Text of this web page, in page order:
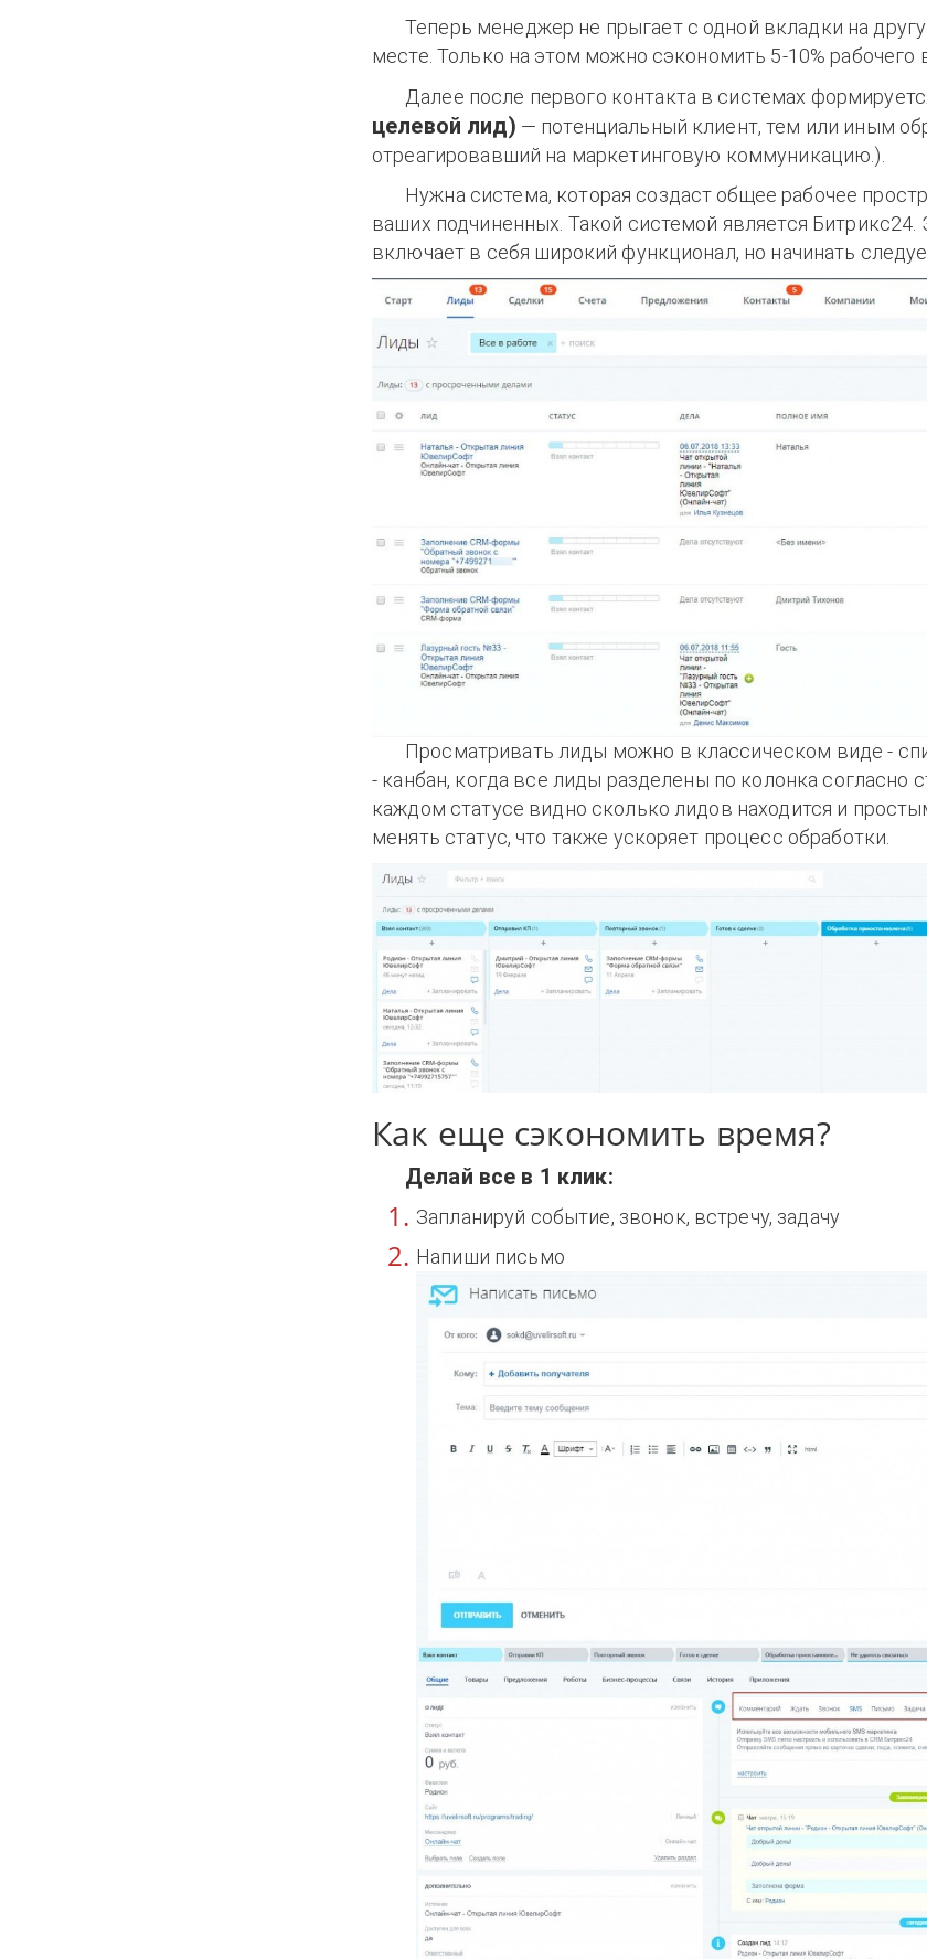
Теперь менеджер не прыгает с одной вкладки на
месте. Только на этом можно сэкономить 5-10% рабочего
Далее после первого контакта в системах
целевой лид) — потенциальный клиент, тем или иным
отреагировавший на маркетинговую коммуникацию.).
Нужна система, которая создаст общее рабочее
ваших подчиненных. Такой системой является Битрикс24.
включает в себя широкий функционал, но начинать
Просматривать лиды можно в классическом виде -
- канбан, когда все лиды разделены по колонка согласно
каждом статусе видно сколько лидов находится и
менять статус, что также ускоряет процесс обработки.
Как еще сэкономить время?
Делай все в 1 клик:
Запланируй событие, звонок, встречу, задачу
Напиши письмо